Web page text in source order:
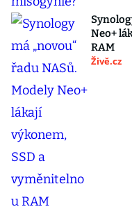
Neo+
RAM
Živě.cz